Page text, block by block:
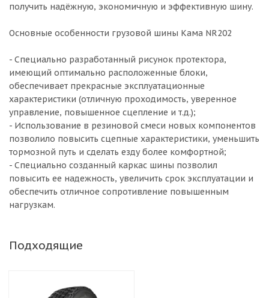
получить надёжную, экономичную и эффективную шину.
Основные особенности грузовой шины Кама NR202
- Специально разработанный рисунок протектора,
имеющий оптимально расположенные блоки,
обеспечивает прекрасные эксплуатационные
характеристики (отличную проходимость, уверенное
управление, повышенное сцепление и т.д.);
- Использование в резиновой смеси новых компонентов
позволило повысить сцепные характеристики, уменьшить
тормозной путь и сделать езду более комфортной;
- Специально созданный каркас шины позволил
повысить ее надежность, увеличить срок эксплуатации и
обеспечить отличное сопротивление повышенным
нагрузкам.
Подходящие